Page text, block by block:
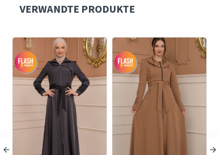
VERWANDTE PRODUKTE